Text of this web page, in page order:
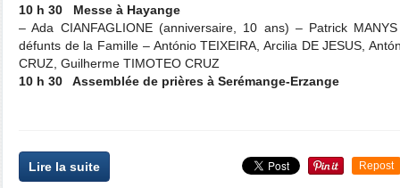
10 h 30 Messe à Hayange
– Ada CIANFAGLIONE (anniversaire, 10 ans) – Patrick
défunts de la Famille – António TEIXEIRA, Arcilia DE JESUS,
CRUZ, Guilherme TIMOTEO CRUZ
10 h 30 Assemblée de prières à Serémange-Erzange
Lire la suite Repost